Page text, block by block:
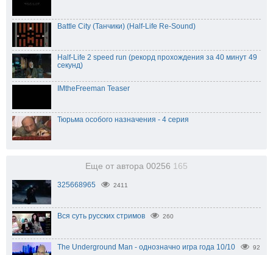
Battle City (Танчики) (Half-Life Re-Sound)
Half-Life 2 speed run (рекорд прохождения за 40 минут 49
секунд)
IMtheFreeman Teaser
Тюрьма особого назначения - 4 серия
Еще от автора 00256 165
325668965 2411
Вся суть русских стримов 260
The Underground Man - однозначно игра года 10/10 92